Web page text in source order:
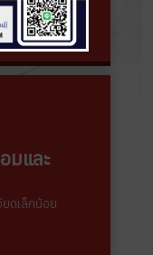
มและ
ยดเล็กน้อย